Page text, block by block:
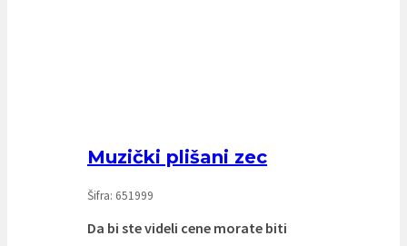
Muzički plišani zec
Šifra: 651999
Da bi ste videli cene morate biti